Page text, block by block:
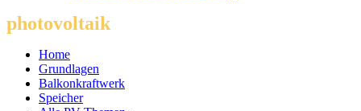
photovoltaik
Home
Grundlagen
Balkonkraftwerk
Speicher